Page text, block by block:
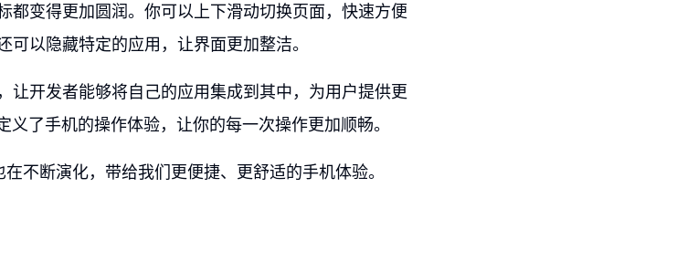
都变得更加圆润。你可以上下滑动切换页面，快速方便
以隐藏特定的应用，让界面更加整洁。
让开发者能够将自己的应用集成到其中，为用户提供更
义了手机的操作体验，让你的每一次操作更加顺畅。
不断演化，带给我们更便捷、更舒适的手机体验。